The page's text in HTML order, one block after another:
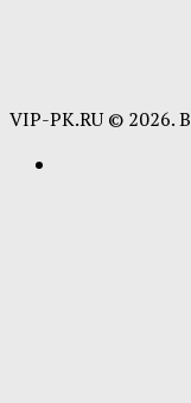
VIP-PK.RU © 2026.